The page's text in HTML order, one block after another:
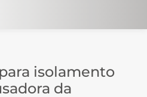
isolamento
da